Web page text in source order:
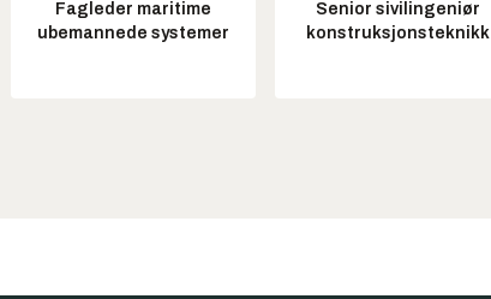
Fagleder maritime
ubemannede systemer
Senior sivilingeniør
konstruksjonsteknikk